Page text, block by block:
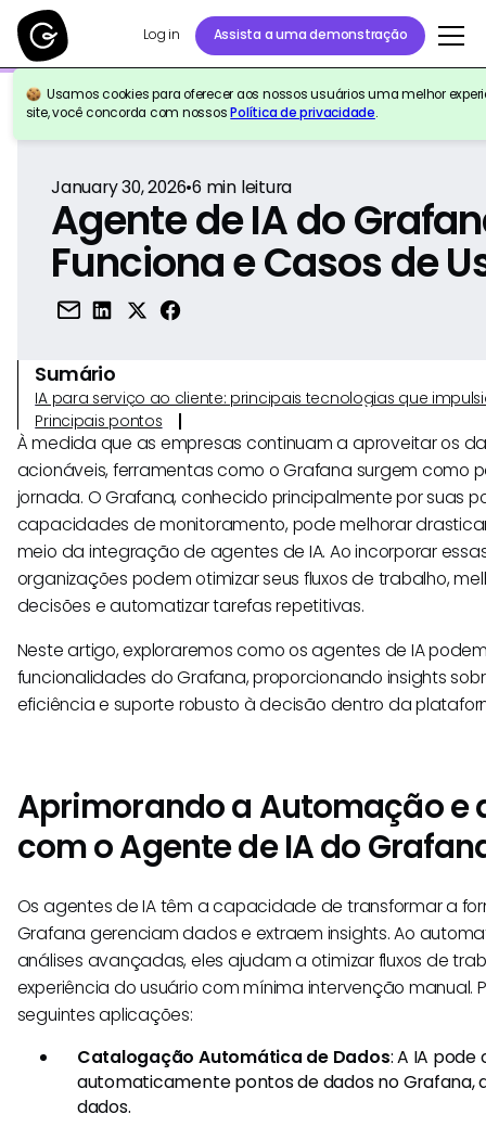
Log in Assista a uma demonstração
Usamos cookies para oferecer aos nossos usuários uma melhor
site, você concorda com nossosPolítica de privacidade.
Voltar para a referência
January 30, 2026•6 min leitura
Agente de IA do
Funciona e Casos de
Sumário
IA para serviço ao cliente: principais tecnologias que
Principais pontos
À medida que as empresas continuam a aproveitar os
acionáveis, ferramentas como o Grafana surgem como
jornada. O Grafana, conhecido principalmente por suas
capacidades de monitoramento, pode melhorar
meio da integração de agentes de IA. Ao incorporar
organizações podem otimizar seus fluxos de trabalho,
decisões e automatizar tarefas repetitivas.
Neste artigo, exploraremos como os agentes de IA
funcionalidades do Grafana, proporcionando insights
eficiência e suporte robusto à decisão dentro da
Aprimorando a Automação e
com o Agente de IA do
Os agentes de IA têm a capacidade de transformar a
Grafana gerenciam dados e extraem insights. Ao
análises avançadas, eles ajudam a otimizar fluxos de
experiência do usuário com mínima intervenção manual.
seguintes aplicações:
Catalogação Automática de Dados: A IA
automaticamente pontos de dados no Grafana,
dados.